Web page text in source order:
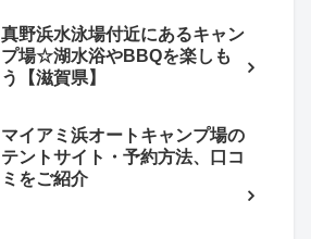
真野浜水泳場付近にあるキャン
プ場☆湖水浴やBBQを楽しも
う【滋賀県】
マイアミ浜オートキャンプ場の
テントサイト・予約方法、口コ
ミをご紹介